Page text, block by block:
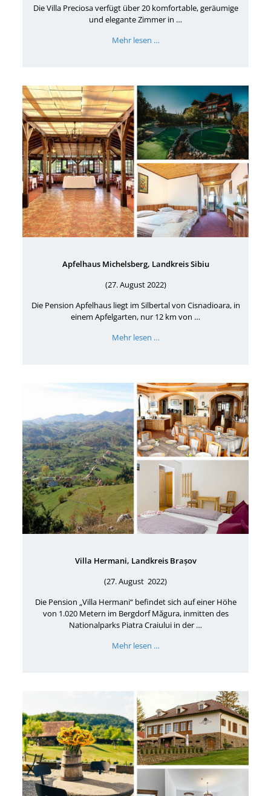
Die Villa Preciosa verfügt über 20 komfortable, geräumige
und elegante Zimmer in …
Mehr lesen …
Apfelhaus Michelsberg, Landkreis Sibiu
(27. August 2022)
Die Pension Apfelhaus liegt im Silbertal von Cisnadioara, in
einem Apfelgarten, nur 12 km von …
Mehr lesen …
Villa Hermani, Landkreis Brașov
(27. August 2022)
Die Pension „Villa Hermani“ befindet sich auf einer Höhe
von 1.020 Metern im Bergdorf Măgura, inmitten des
Nationalparks Piatra Craiului in der …
Mehr lesen …